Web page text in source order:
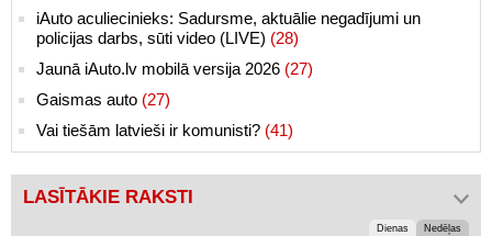
iAuto aculiecinieks: Sadursme, aktuālie negadījumi un
policijas darbs, sūti video (LIVE) (28)
Jaunā iAuto.lv mobilā versija 2026 (27)
Gaismas auto (27)
Vai tiešām latvieši ir komunisti? (41)
LASĪTĀKIE RAKSTI
Dienas Nedēļas